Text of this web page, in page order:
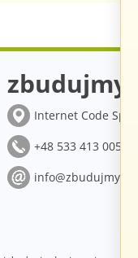
Internet Code Sp.
+48 533 413 005
info@zbudujmy.pl